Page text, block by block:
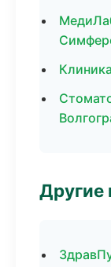
Другие